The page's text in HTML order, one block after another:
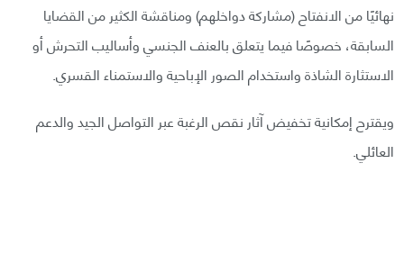
نهائيًا من الانفتاح (مشاركة دواخلهم) ومناقشة الكثير من القضايا
السابقة، خصوصًا فيما يتعلق بالعنف الجنسي وأساليب التحرش أو
الاستثارة الشاذة واستخدام الصور الإباحية والاستمناء القسري.
ويقترح إمكانية تخفيض آثار نقص الرغبة عبر التواصل الجيد والدعم
العائلي.